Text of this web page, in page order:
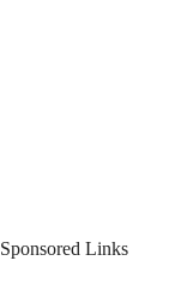
Sponsored Links